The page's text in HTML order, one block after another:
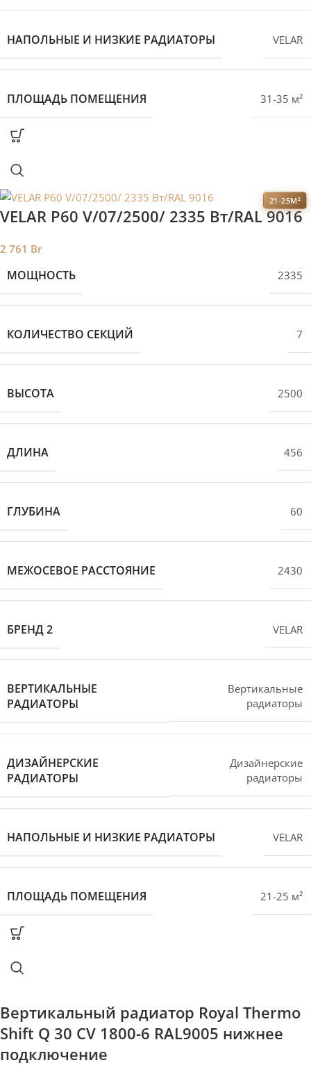
НАПОЛЬНЫЕ И НИЗКИЕ РАДИАТОРЫ VELAR
ПЛОЩАДЬ ПОМЕЩЕНИЯ 31-35 м²
21-25М²
VELAR P60 V/07/2500/ 2335 Bт/RAL 9016
2 761 Br
МОЩНОСТЬ 2335
КОЛИЧЕСТВО СЕКЦИЙ 7
ВЫСОТА 2500
ДЛИНА 456
ГЛУБИНА 60
МЕЖОСЕВОЕ РАССТОЯНИЕ 2430
БРЕНД 2 VELAR
ВЕРТИКАЛЬНЫЕ
РАДИАТОРЫ
Вертикальные
радиаторы
ДИЗАЙНЕРСКИЕ
РАДИАТОРЫ
Дизайнерские
радиаторы
НАПОЛЬНЫЕ И НИЗКИЕ РАДИАТОРЫ VELAR
ПЛОЩАДЬ ПОМЕЩЕНИЯ 21-25 м²
Вертикальный радиатор Royal Thermo
Shift Q 30 CV 1800-6 RAL9005 нижнее
подключение